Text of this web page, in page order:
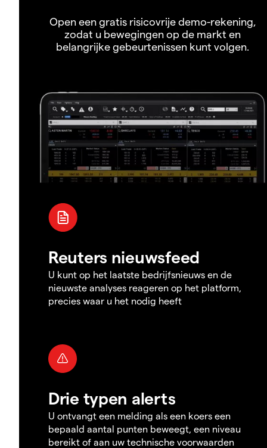
Open een gratis risicovrije demo-rekening,
zodat u bewegingen op de markt en
belangrijke gebeurtenissen kunt volgen.
Reuters nieuwsfeed
U kunt op het laatste bedrijfsnieuws en de
nieuwste analyses reageren op het platform,
precies waar u het nodig heeft
Drie typen alerts
U ontvangt een melding als een koers een
bepaald aantal punten beweegt, een niveau
bereikt of aan uw technische voorwaarden